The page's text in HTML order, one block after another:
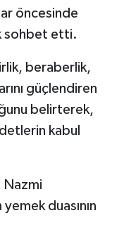
öncesinde
sohbet etti.
beraberlik,
güçlendiren
belirterek,
kabul
Nazmi
duasının